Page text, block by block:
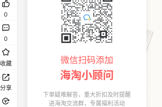
0
0
收藏
分享
微信扫码添加
海淘小顾问
下单疑难解答，重大折扣及时提醒
进海淘交流群，专属福利活动